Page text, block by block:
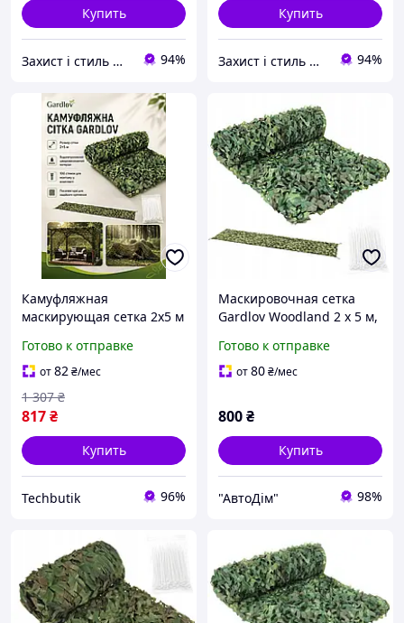
Купить
Захист і стиль — в одному магазині 94%
Купить
Захист і стиль — в одному магазині 94%
Камуфляжная
маскирующая сетка 2x5 м
забора и кемпинга цвет
Woodland 100 стяжек
GARDLOV
Готово к отправке
от82₴/мес
817₴
1 307 ₴
Купить
Techbutik 96%
Маскировочная сетка
Gardlov Woodland 2 x 5 м,
водостойкая, усиленные
края + 100 стяжек в
Готово к отправке
от80₴/мес
800₴
Купить
"АвтоДім" 98%